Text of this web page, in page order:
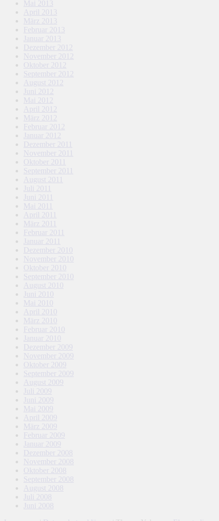
Mai 2013
April 2013
März 2013
Februar 2013
Januar 2013
Dezember 2012
November 2012
Oktober 2012
September 2012
August 2012
Juni 2012
Mai 2012
April 2012
März 2012
Februar 2012
Januar 2012
Dezember 2011
November 2011
Oktober 2011
September 2011
August 2011
Juli 2011
Juni 2011
Mai 2011
April 2011
März 2011
Februar 2011
Januar 2011
Dezember 2010
November 2010
Oktober 2010
September 2010
August 2010
Juni 2010
Mai 2010
April 2010
März 2010
Februar 2010
Januar 2010
Dezember 2009
November 2009
Oktober 2009
September 2009
August 2009
Juli 2009
Juni 2009
Mai 2009
April 2009
März 2009
Februar 2009
Januar 2009
Dezember 2008
November 2008
Oktober 2008
September 2008
August 2008
Juli 2008
Juni 2008